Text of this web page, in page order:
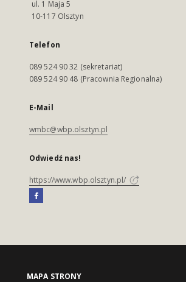
ul. 1 Maja 5
10-117 Olsztyn
Telefon
089 524 90 32 (sekretariat)
089 524 90 48 (Pracownia Regionalna)
E-Mail
wmbc@wbp.olsztyn.pl
Odwiedź nas!
https://www.wbp.olsztyn.pl/
MAPA STRONY